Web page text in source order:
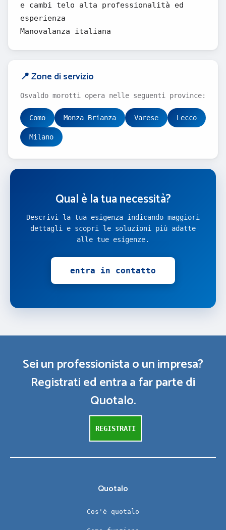
e cambi telo alta professionalità ed
esperienza
Manovalanza italiana
📍 Zone di servizio
Osvaldo morotti opera nelle seguenti province:
Como Monza Brianza Varese Lecco
Milano
Qual è la tua necessità?
Descrivi la tua esigenza indicando maggiori
dettagli e scopri le soluzioni più adatte
alle tue esigenze.
entra in contatto
Sei un professionista o un impresa?
Registrati ed entra a far parte di
Quotalo.
REGISTRATI
Quotalo
Cos'è quotalo